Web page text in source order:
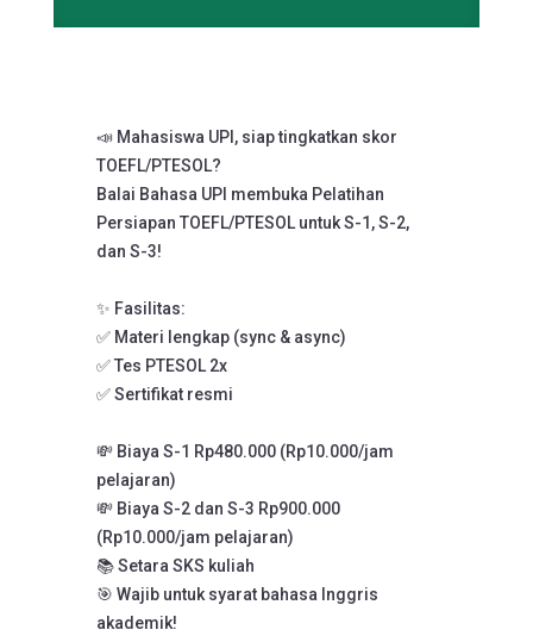
📣 Mahasiswa UPI, siap tingkatkan skor
TOEFL/PTESOL?
Balai Bahasa UPI membuka Pelatihan
Persiapan TOEFL/PTESOL untuk S-1, S-2,
dan S-3!
✨ Fasilitas:
✅ Materi lengkap (sync & async)
✅ Tes PTESOL 2x
✅ Sertifikat resmi
💸 Biaya S-1 Rp480.000 (Rp10.000/jam
pelajaran)
💸 Biaya S-2 dan S-3 Rp900.000
(Rp10.000/jam pelajaran)
📚 Setara SKS kuliah
🎯 Wajib untuk syarat bahasa Inggris
akademik!